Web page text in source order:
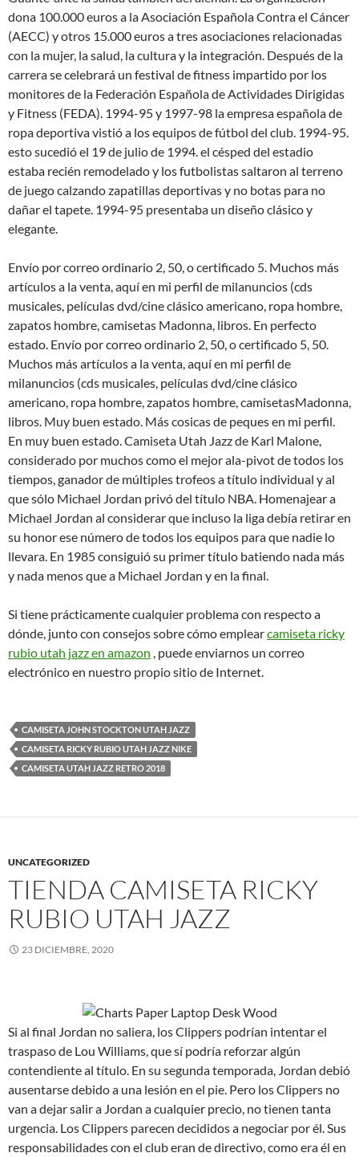
dona 100.000 euros a la Asociación Española Contra el Cáncer
(AECC) y otros 15.000 euros a tres asociaciones relacionadas
con la mujer, la salud, la cultura y la integración. Después de la
carrera se celebrará un festival de fitness impartido por los
monitores de la Federación Española de Actividades Dirigidas
y Fitness (FEDA). 1994-95 y 1997-98 la empresa española de
ropa deportiva vistió a los equipos de fútbol del club. 1994-95.
esto sucedió el 19 de julio de 1994. el césped del estadio
estaba recién remodelado y los futbolistas saltaron al terreno
de juego calzando zapatillas deportivas y no botas para no
dañar el tapete. 1994-95 presentaba un diseño clásico y
elegante.
Envío por correo ordinario 2, 50, o certificado 5. Muchos más
artículos a la venta, aquí en mi perfil de milanuncios (cds
musicales, películas dvd/cine clásico americano, ropa hombre,
zapatos hombre, camisetas Madonna, libros. En perfecto
estado. Envío por correo ordinario 2, 50, o certificado 5, 50.
Muchos más artículos a la venta, aquí en mi perfil de
milanuncios (cds musicales, películas dvd/cine clásico
americano, ropa hombre, zapatos hombre, camisetasMadonna,
libros. Muy buen estado. Más cosicas de peques en mi perfil.
En muy buen estado. Camiseta Utah Jazz de Karl Malone,
considerado por muchos como el mejor ala-pivot de todos los
tiempos, ganador de múltiples trofeos a título individual y al
que sólo Michael Jordan privó del título NBA. Homenajear a
Michael Jordan al considerar que incluso la liga debía retirar en
su honor ese número de todos los equipos para que nadie lo
llevara. En 1985 consiguió su primer título batiendo nada más
y nada menos que a Michael Jordan y en la final.
Si tiene prácticamente cualquier problema con respecto a
dónde, junto con consejos sobre cómo emplearcamiseta ricky
rubio utah jazz en amazon , puede enviarnos un correo
electrónico en nuestro propio sitio de Internet.
CAMISETA JOHN STOCKTON UTAH JAZZ
CAMISETA RICKY RUBIO UTAH JAZZ NIKE
CAMISETA UTAH JAZZ RETRO 2018
UNCATEGORIZED
TIENDA CAMISETA RICKY
RUBIO UTAH JAZZ
23 DICIEMBRE, 2020
Si al final Jordan no saliera, los Clippers podrían intentar el
traspaso de Lou Williams, que sí podría reforzar algún
contendiente al título. En su segunda temporada, Jordan debió
ausentarse debido a una lesión en el pie. Pero los Clippers no
van a dejar salir a Jordan a cualquier precio, no tienen tanta
urgencia. Los Clippers parecen decididos a negociar por él. Sus
responsabilidades con el club eran de directivo, como era él en